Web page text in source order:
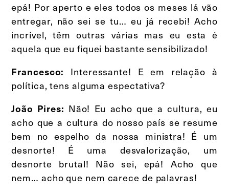
epá! Por aperto e eles todos os meses lá vão
entregar, não sei se tu… eu já recebi! Acho
incrível, têm outras várias mas eu esta é
aquela que eu fiquei bastante sensibilizado!
Francesco:
Interessante! E em relação à
política, tens alguma espectativa?
João Pires: Não! Eu acho que a cultura, eu
acho que a cultura do nosso país se resume
bem no espelho da nossa ministra! É um
desnorte! É uma desvalorização, um
desnorte brutal! Não sei, epá! Acho que
nem… acho que nem carece de palavras!